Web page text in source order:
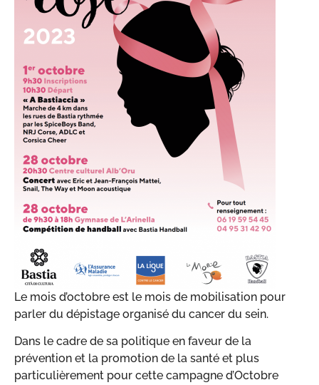
Le mois d’octobre est le mois de mobilisation pour
parler du dépistage organisé du cancer du sein.
Dans le cadre de sa politique en faveur de la
prévention et la promotion de la santé et plus
particulièrement pour cette campagne d’Octobre